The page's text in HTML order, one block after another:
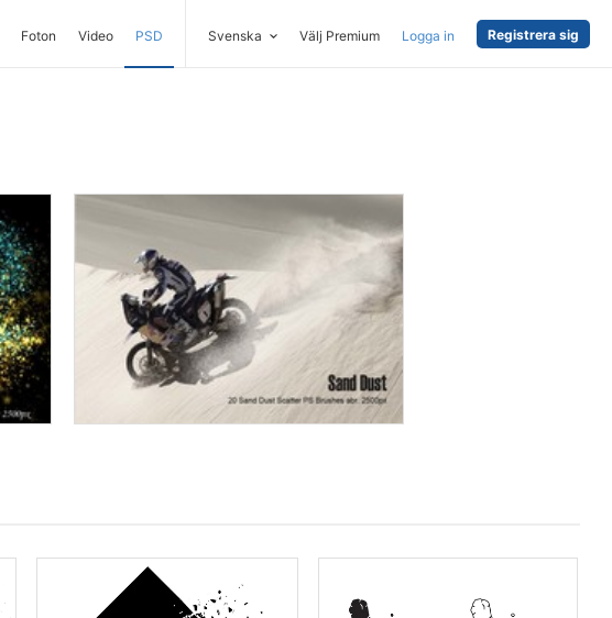
Foton Video PSD Svenska Välj Premium Logga in Registrera sig